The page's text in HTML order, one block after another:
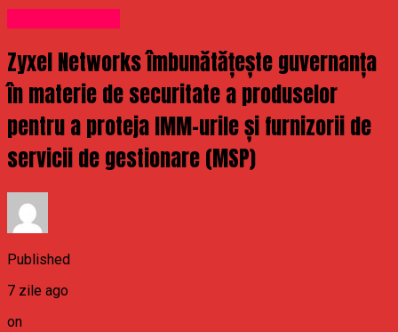
Zyxel Networks îmbunătățește guvernanța
în materie de securitate a produselor
pentru a proteja IMM-urile și furnizorii de
servicii de gestionare (MSP)
Published
7 zile ago
on